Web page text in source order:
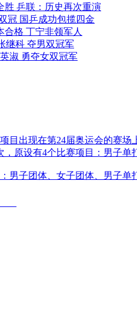
胜 乒联：历史再次重演
冠 国乒成功包揽四金
格 丁宁非领军人
继科 夺男双冠军
淑 勇夺女双冠军
目出现在第24届奥运会的赛
原设有4个比赛项目：男子单
男子团体、女子团体、男子单